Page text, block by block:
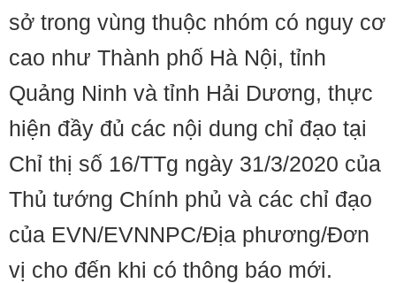
sở trong vùng thuộc nhóm có nguy cơ
cao như Thành phố Hà Nội, tỉnh
Quảng Ninh và tỉnh Hải Dương, thực
hiện đầy đủ các nội dung chỉ đạo tại
Chỉ thị số 16/TTg ngày 31/3/2020 của
Thủ tướng Chính phủ và các chỉ đạo
của EVN/EVNNPC/Địa phương/Đơn
vị cho đến khi có thông báo mới.